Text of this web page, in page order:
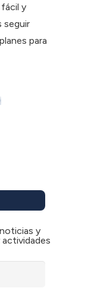
y
seguir
para
y